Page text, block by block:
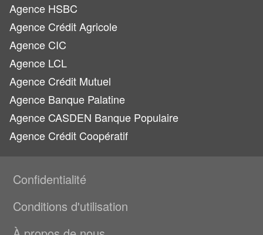
Agence HSBC
Agence Crédit Agricole
Agence CIC
Agence LCL
Agence Crédit Mutuel
Agence Banque Palatine
Agence CASDEN Banque Populaire
Agence Crédit Coopératif
Confidentialité
Conditions d'utilisation